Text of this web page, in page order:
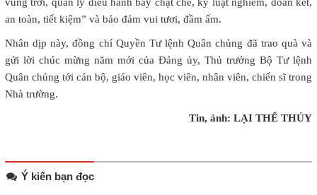
vùng trời, quản lý điều hành bay chặt chẽ, kỷ luật nghiêm, đoàn kết,
an toàn, tiết kiệm” và bảo đảm vui tươi, đầm ấm.
Nhân dịp này, đồng chí Quyền Tư lệnh Quân chủng đã trao quà và
gửi lời chúc mừng năm mới của Đảng ủy, Thủ trưởng Bộ Tư lệnh
Quân chủng tới cán bộ, giáo viên, học viên, nhân viên, chiến sĩ trong
Nhà trường.
Tin, ảnh: LẠI THẾ THỦY
Ý kiến bạn đọc